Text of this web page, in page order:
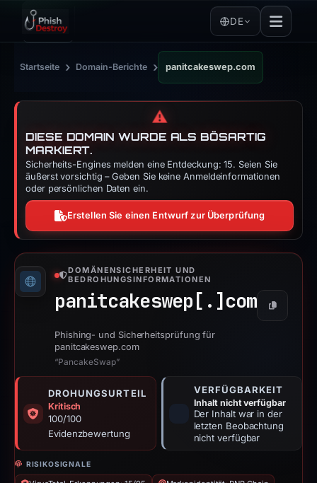
DE
Startseite › Domain-Berichte › panitcakeswep.com
⚠️
DIESE DOMAIN WURDE ALS BÖSARTIG
MARKIERT.
Sicherheits-Engines melden eine Entdeckung: 15. Seien Sie
äußerst vorsichtig – Geben Sie keine Anmeldeinformationen
oder persönlichen Daten ein.
Erstellen Sie einen Entwurf zur Überprüfung
DOMÄNENSICHERHEIT UND
BEDROHUNGSINFORMATIONEN
panitcakeswep[.] com Kopieren
Phishing- und Sicherheitsprüfung für
panitcakeswep.com
“PancakeSwap”
DROHUNGSURTEIL
Kritisch
100/100
Evidenzbewertung
VERFÜGBARKEIT
Inhalt nicht verfügbar
Der Inhalt war in der
letzten Beobachtung
nicht verfügbar
RISIKOSIGNALE